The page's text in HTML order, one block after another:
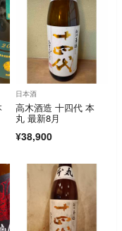
日本酒
高木酒造 十四代 本
丸 最新8月
¥38,900